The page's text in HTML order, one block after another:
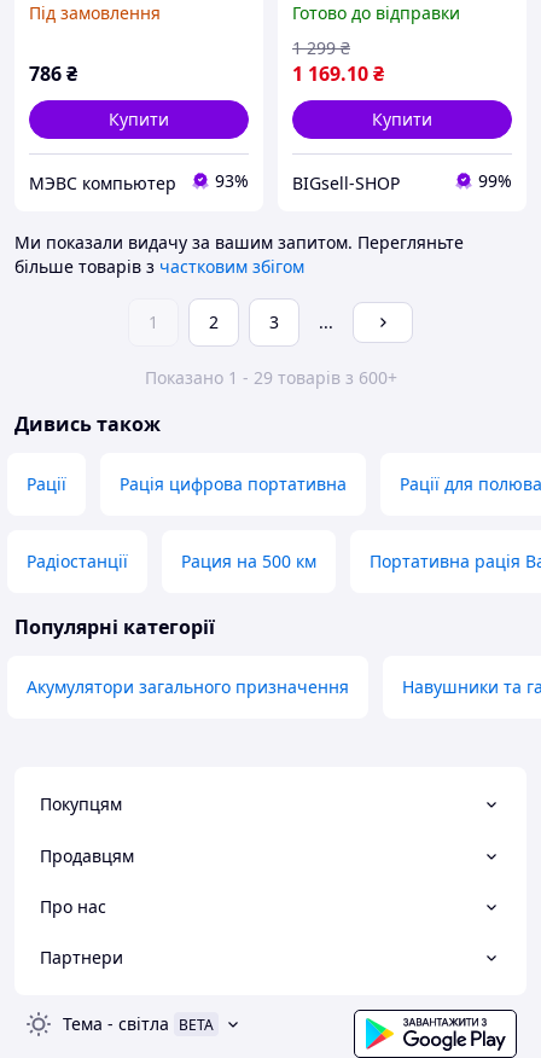
Під замовлення
786₴
Купити
МЭВС компьютер 93%
станція
Готово до відправки
1 169.10₴
1 299 ₴
Купити
BIGsell-SHOP 99%
Ми показали видачу за вашим запитом. Перегляньте
більше товарів з частковим збігом
1 2 3 ...
Показано 1 - 29 товарів з 600+
Дивись також
Рації Рація цифрова портативна Рації для
Радіостанції Рация на 500 км Портативна рація
Популярні категорії
Акумулятори загального призначення Навушники та
Покупцям
Продавцям
Про нас
Партнери
Тема - світла BETA